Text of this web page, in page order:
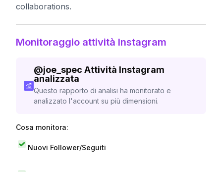
collaborations.
Monitoraggio attività Instagram
@joe_spec Attività Instagram
analizzata
Questo rapporto di analisi ha monitorato e
analizzato l'account su più dimensioni.
Cosa monitora:
Nuovi Follower/Seguiti